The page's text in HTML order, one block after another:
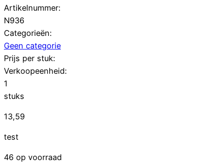
Artikelnummer:
N936
Categorieën:
Geen categorie
Prijs per stuk:
Verkoopeenheid:
1
stuks
13,59
test
46 op voorraad